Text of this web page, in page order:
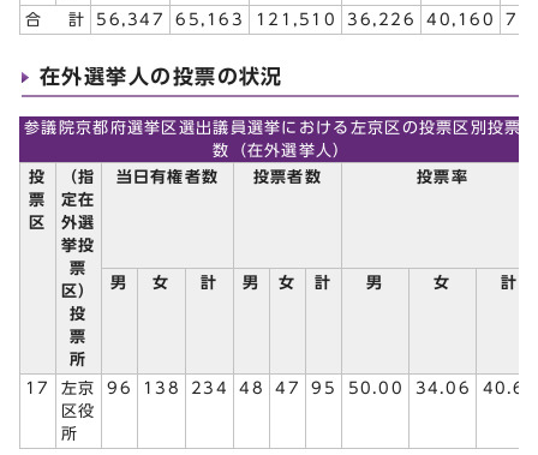
合 計 56,347 65,163 121,510 36,226 40,160
在外選挙人の投票の状況
参議院京都府選挙区選出議員選挙における左京区の投票区別投票者
数（在外選挙人）
投
票
区
（指
定在
外選
挙投
票
区）
投
票
所
当日有権者数 投票者数 投票率
男 女 計 男 女 計 男 女 計
17
左京
区役
所
96 138 234 48 47 95 50.00 34.06 40.60